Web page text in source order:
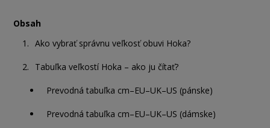
Obsah
Ako vybrať správnu veľkosť obuvi Hoka?
Tabuľka veľkostí Hoka – ako ju čítať?
Prevodná tabuľka cm–EU–UK–US (pánske)
Prevodná tabuľka cm–EU–UK–US (dámske)